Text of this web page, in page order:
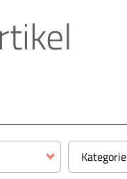
Kategorie